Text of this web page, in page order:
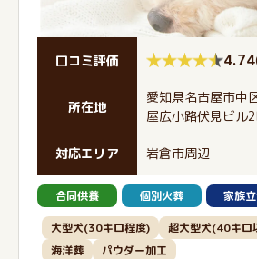
口コミ評価 4.74
所在地
愛知県名古屋市
屋広小路伏見ビル
対応エリア 岩倉市周辺
合同供養 個別火葬 家族
大型犬(30キロ程度) 超大型犬(40キロ
海洋葬
パウダー加工